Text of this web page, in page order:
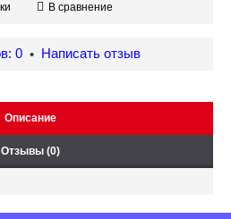
В сравнение
0 • Написать отзыв
Описание
Отзывы (0)